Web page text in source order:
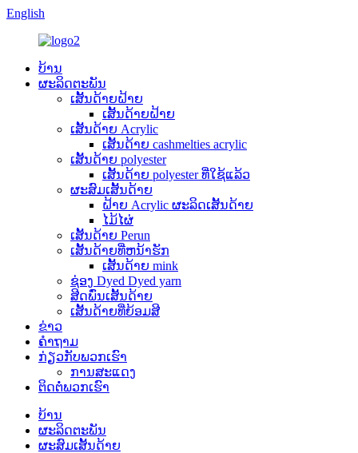
English
ບ້ານ
ຜະລິດຕະພັນ
ເສັ້ນດ້າຍຝ້າຍ
ເສັ້ນດ້າຍຝ້າຍ
ເສັ້ນດ້າຍ Acrylic
ເສັ້ນດ້າຍ cashmelties acrylic
ເສັ້ນດ້າຍ polyester
ເສັ້ນດ້າຍ polyester ທີ່ໃຊ້ແລ້ວ
ຜະສົມເສັ້ນດ້າຍ
ຝ້າຍ Acrylic ຜະລິດເສັ້ນດ້າຍ
ໄມ້ໄຜ່
ເສັ້ນດ້າຍ Perun
ເສັ້ນດ້າຍທີ່ຫນ້າຮັກ
ເສັ້ນດ້າຍ mink
ຊ່ອງ Dyed Dyed yarn
ສີດພົ່ນເສັ້ນດ້າຍ
ເສັ້ນດ້າຍທີ່ຍ້ອມສີ
ຂ່າວ
ຄໍາຖາມ
ກ່ຽວກັບພວກເຮົາ
ການສະແດງ
ຕິດຕໍ່ພວກເຮົາ
ບ້ານ
ຜະລິດຕະພັນ
ຜະສົມເສັ້ນດ້າຍ